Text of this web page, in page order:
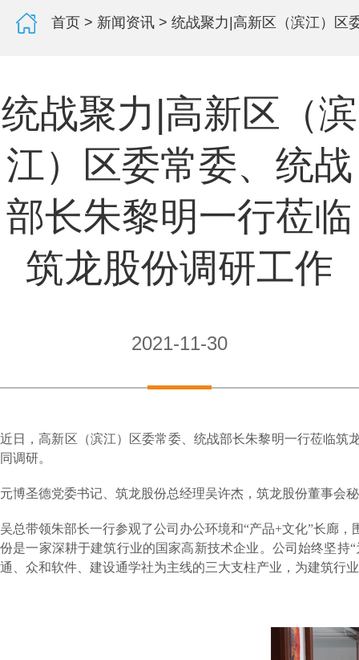
首页 > 新闻资讯 > 统战聚力|高新区（滨江）区
统战聚力|高新区（滨
江）区委常委、统战
部长朱黎明一行莅临
筑龙股份调研工作
2021-11-30
近日，高新区（滨江）区委常委、统战部长朱黎明一行莅临
同调研。
元博圣德党委书记、筑龙股份总经理吴许杰，筑龙股份董事会
吴总带领朱部长一行参观了公司办公环境和“产品+文化”长廊
份是一家深耕于建筑行业的国家高新技术企业。公司始终坚持
通、众和软件、建设通学社为主线的三大支柱产业，为建筑行